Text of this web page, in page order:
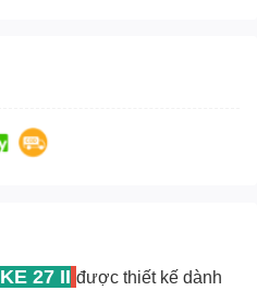
27 II được thiết kế dành